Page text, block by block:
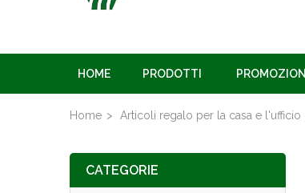
HOME PRODOTTI PROMOZIONI
Home Articoli regalo per la casa e l'ufficio
CATEGORIE